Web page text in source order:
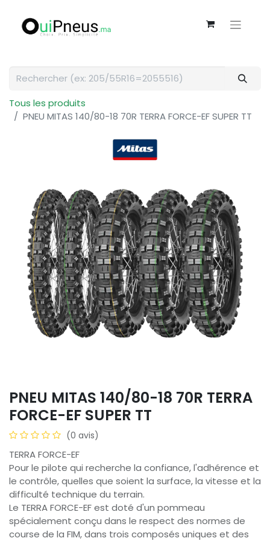
Tous les produits
PNEU MITAS 140/80-18 70R TERRA FORCE-EF SUPER TT
PNEU MITAS 140/80-18 70R TERRA
FORCE-EF SUPER TT
(0 avis)
TERRA FORCE-EF
Pour le pilote qui recherche la confiance, l'adhérence et
le contrôle, quelles que soient la surface, la vitesse et la
difficulté technique du terrain.
Le TERRA FORCE-EF est doté d'un pommeau
spécialement conçu dans le respect des normes de
course de la FIM, dans trois composés uniques et des